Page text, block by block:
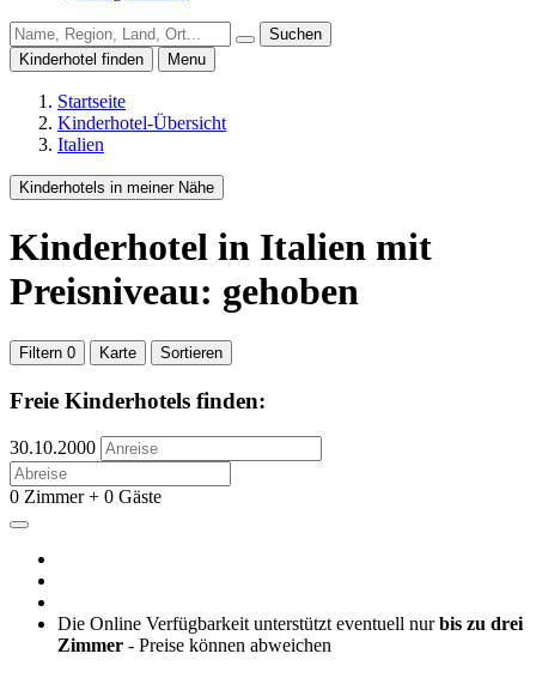
Suchen
Kinderhotel finden
Menu
Startseite
Kinderhotel-Übersicht
Italien
Kinderhotels in meiner Nähe
Kinderhotel in Italien mit
Preisniveau: gehoben
Filtern 0 Karte Sortieren
Freie Kinderhotels finden:
30.10.2000
0 Zimmer + 0 Gäste
Die Online Verfügbarkeit unterstützt eventuell nurbis zu drei
Zimmer - Preise können abweichen